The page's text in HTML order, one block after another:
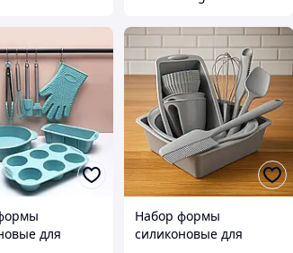
для
Набор формы
силиконовые для